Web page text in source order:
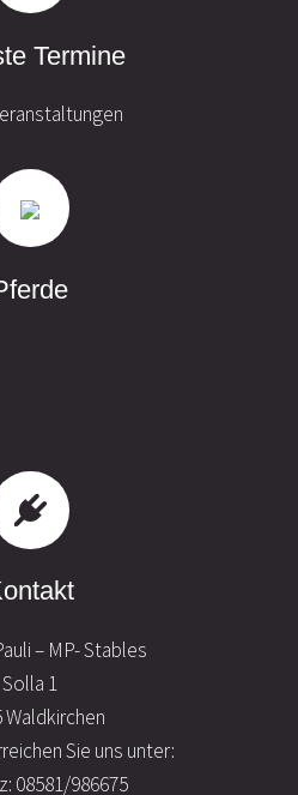
Termine
– MP- Stables
Solla 1
Waldkirchen
Sie uns unter:
08581/986675